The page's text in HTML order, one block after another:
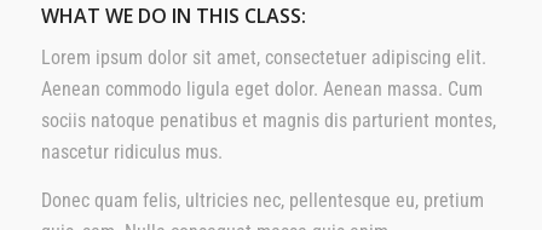
WHAT WE DO IN THIS CLASS:
Lorem ipsum dolor sit amet, consectetuer adipiscing elit.
Aenean commodo ligula eget dolor. Aenean massa. Cum
sociis natoque penatibus et magnis dis parturient montes,
nascetur ridiculus mus.
Donec quam felis, ultricies nec, pellentesque eu, pretium